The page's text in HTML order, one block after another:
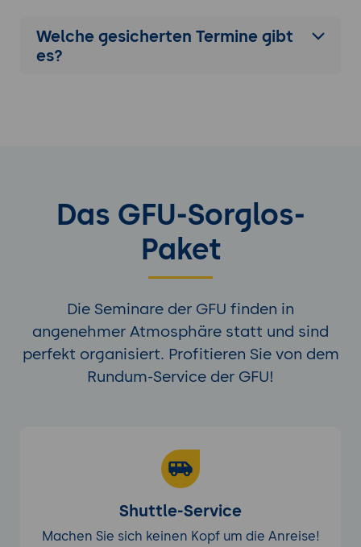
Welche gesicherten Termine gibt
es?
Das GFU-Sorglos-
Paket
Die Seminare der GFU finden in
angenehmer Atmosphäre statt und sind
perfekt organisiert. Profitieren Sie von dem
Rundum-Service der GFU!
Shuttle-Service
Machen Sie sich keinen Kopf um die Anreise!